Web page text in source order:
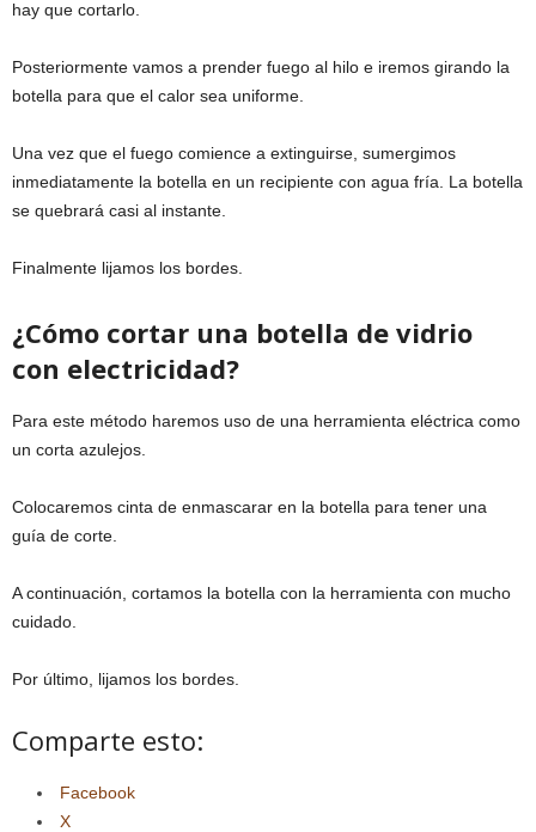
hay que cortarlo.
Posteriormente vamos a prender fuego al hilo e iremos girando la
botella para que el calor sea uniforme.
Una vez que el fuego comience a extinguirse, sumergimos
inmediatamente la botella en un recipiente con agua fría. La botella
se quebrará casi al instante.
Finalmente lijamos los bordes.
¿Cómo cortar una botella de vidrio
con electricidad?
Para este método haremos uso de una herramienta eléctrica como
un corta azulejos.
Colocaremos cinta de enmascarar en la botella para tener una
guía de corte.
A continuación, cortamos la botella con la herramienta con mucho
cuidado.
Por último, lijamos los bordes.
Comparte esto:
Facebook
X